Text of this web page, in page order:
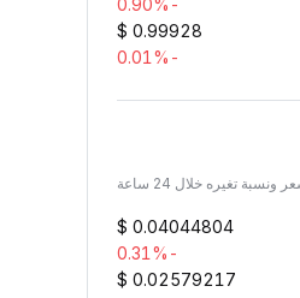
-0.90%
$ 0.99928
-0.01%
ونسبة تغيره خلال 24 ساعة
$ 0.04044804
-0.31%
$ 0.02579217